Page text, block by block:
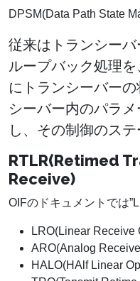
DPSM(Data Path State
従来はトランシー
ループバック処理
にトランシーバー
シーバー内のパラ
し、その制御のス
RTLR(Retimed
Receive)
OIFのドキュメントでは
LRO(Linear Receive
ARO(Analog
HALO(HAlf Linear